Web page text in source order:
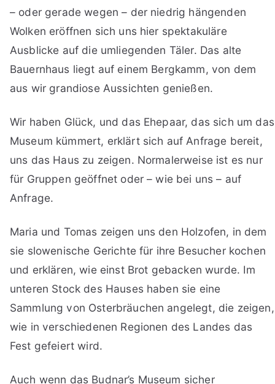
– oder gerade wegen – der niedrig hängenden
Wolken eröffnen sich uns hier spektakuläre
Ausblicke auf die umliegenden Täler. Das alte
Bauernhaus liegt auf einem Bergkamm, von dem
aus wir grandiose Aussichten genießen.
Wir haben Glück, und das Ehepaar, das sich um das
Museum kümmert, erklärt sich auf Anfrage bereit,
uns das Haus zu zeigen. Normalerweise ist es nur
für Gruppen geöffnet oder – wie bei uns – auf
Anfrage.
Maria und Tomas zeigen uns den Holzofen, in dem
sie slowenische Gerichte für ihre Besucher kochen
und erklären, wie einst Brot gebacken wurde. Im
unteren Stock des Hauses haben sie eine
Sammlung von Osterbräuchen angelegt, die zeigen,
wie in verschiedenen Regionen des Landes das
Fest gefeiert wird.
Auch wenn das Budnar’s Museum sicher